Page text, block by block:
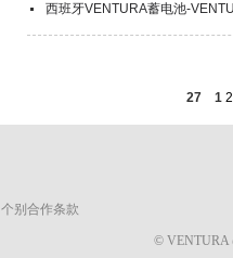
西班牙VENTURA蓄电池-
27 1 2
别合作条款
© VENTURA